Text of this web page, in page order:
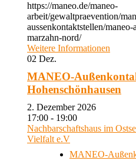
https://maneo.de/maneo-
arbeit/gewaltpraevention/
aussenkontaktstellen/
marzahn-nord/
Weitere Informationen
02 Dez.
MANEO-
Hohenschönhausen
2. Dezember 2026
17:00 - 19:00
Nachbarschaftshaus im
Vielfalt e.V
MANEO-